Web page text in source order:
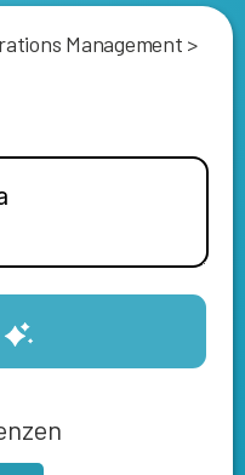
Management >